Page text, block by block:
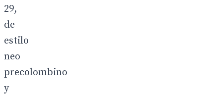
29,
de
estilo
neo
precolombino
y